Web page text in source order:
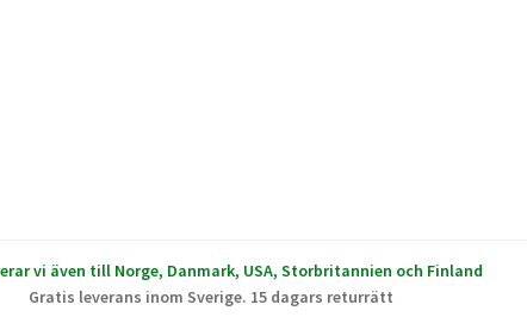
vi även till Norge, Danmark, USA, Storbritannien och Finland
Gratis leverans inom Sverige. 15 dagars returrätt